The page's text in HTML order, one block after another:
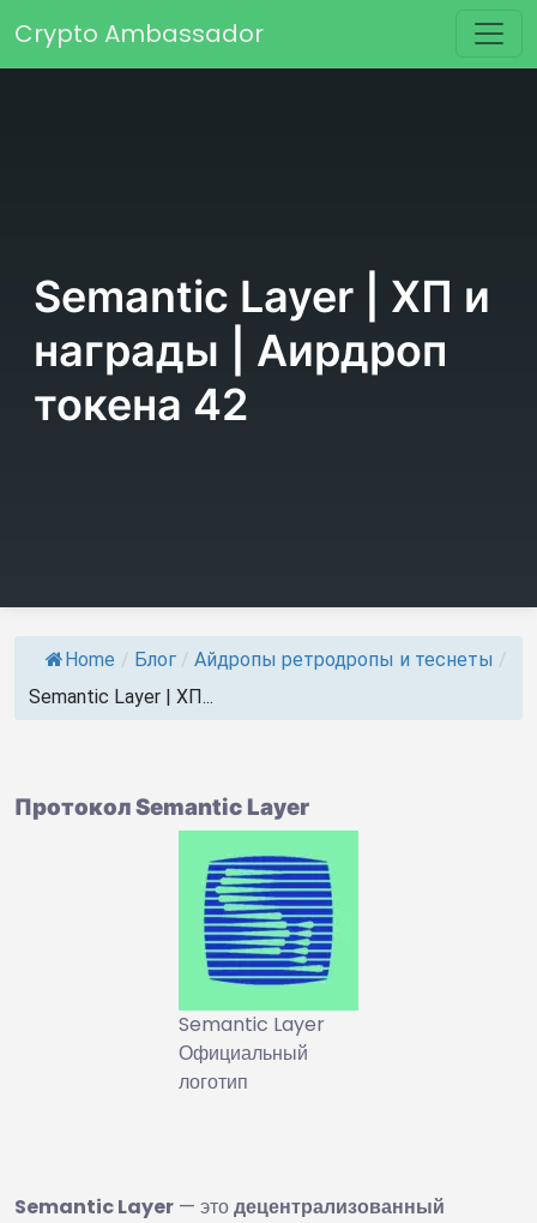
Основная навигация
Crypto Ambassador
Semantic Layer | ХП и
награды | Аирдроп
токена 42
Home / Блог / Айдропы ретродропы и теснеты /
Semantic Layer | ХП...
Протокол Semantic Layer
Semantic Layer
Официальный
логотип
Semantic Layer — этодецентрализованный